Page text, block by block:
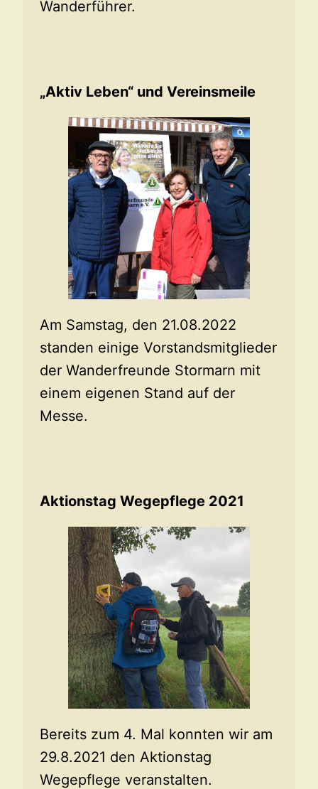
Wanderführer.
„Aktiv Leben“ und Vereinsmeile
Am Samstag, den 21.08.2022
standen einige Vorstandsmitglieder
der Wanderfreunde Stormarn mit
einem eigenen Stand auf der
Messe.
Aktionstag Wegepflege 2021
Bereits zum 4. Mal konnten wir am
29.8.2021 den Aktionstag
Wegepflege veranstalten.